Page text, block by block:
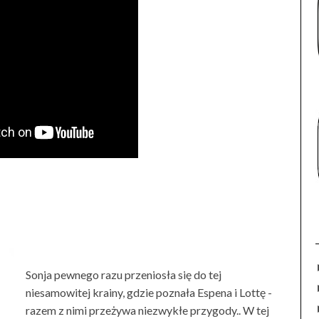
Sonja pewnego razu przeniosła się do tej
niesamowitej krainy, gdzie poznała Espena i Lottę -
razem z nimi przeżywa niezwykłe przygody.. W tej